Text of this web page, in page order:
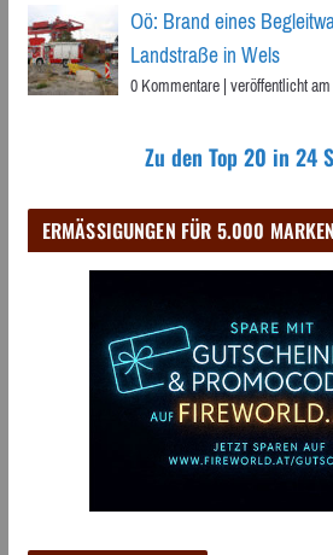
Oö: Brand eines
Landstraße in Wels
0 Kommentare|veröffentlicht
Zu den Top 20 in 24
ERMÄSSIGUNGEN FÜR 5.000 MARKEN